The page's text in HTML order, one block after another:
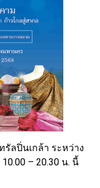
ลปิ่นเกล้า ระหว่าง
– 20.30 น. นี้